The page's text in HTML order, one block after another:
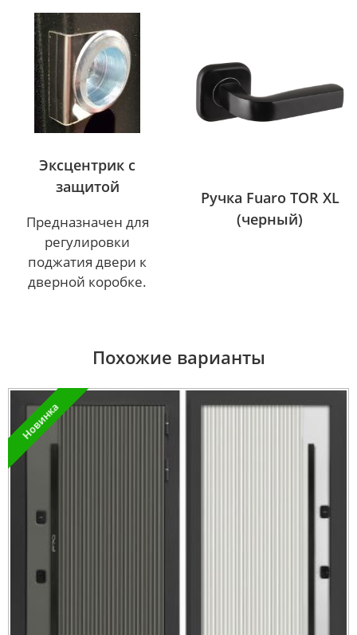
Эксцентрик с
защитой
Предназначен для
регулировки
поджатия двери к
дверной коробке.
Ручка Fuaro TOR XL
(черный)
Похожие варианты
Новинка